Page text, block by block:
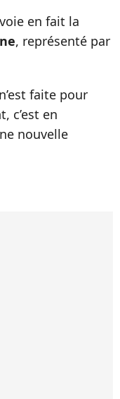
en fait la
, représenté par
faite pour
c’est en
nouvelle